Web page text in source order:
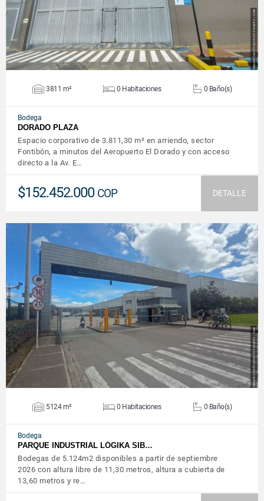
3811 m² 0 Habitaciones 0 Baño(s)
Bodega
DORADO PLAZA
Espacio corporativo de 3.811,30 m² en arriendo, sector
Fontibón, a minutos del Aeropuerto El Dorado y con acceso
directo a la Av. E…
$152.452.000 COP DETALLE
VER DETALLES
5124 m² 0 Habitaciones 0 Baño(s)
Bodega
PARQUE INDUSTRIAL LÓGIKA SIB…
Bodegas de 5.124m2 disponibles a partir de septiembre
2026 con altura libre de 11,30 metros, altura a cubierta de
13,60 metros y re…